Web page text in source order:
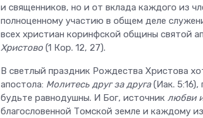
и священников, но и от вклада каждого из
полноценному участию в общем деле
всех христиан коринфской общины святой
Христово (1 Кор. 12, 27).
В светлый праздник Рождества Христова
апостола: Молитесь друг за друга(Иак. 5:16),
будьте равнодушны. И Бог, источник любви
благословенной Томской земле и каждому